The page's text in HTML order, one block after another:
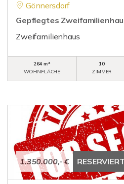
Gönnersdorf
Gepflegtes
Zweifamilienhaus
264 m²
WOHNFLÄCHE
10
ZIMMER
1.350.000,- €